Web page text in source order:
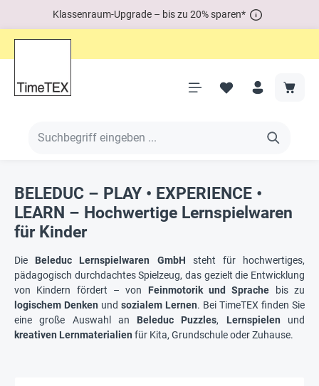
Klassenraum-Upgrade – bis zu 20% sparen*
BELEDUC – PLAY • EXPERIENCE •
LEARN – Hochwertige Lernspielwaren
für Kinder
Die Beleduc Lernspielwaren GmbH steht für hochwertiges,
pädagogisch durchdachtes Spielzeug, das gezielt die Entwicklung
von Kindern fördert – von Feinmotorik und Sprache bis zu
logischem Denken und sozialem Lernen. Bei TimeTEX finden Sie
eine große Auswahl an Beleduc Puzzles, Lernspielen und
kreativen Lernmaterialien für Kita, Grundschule oder Zuhause.